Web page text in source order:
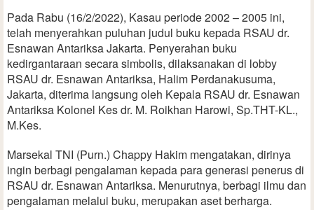
Pada Rabu (16/2/2022), Kasau periode 2002 – 2005 ini,
telah menyerahkan puluhan judul buku kepada RSAU dr.
Esnawan Antariksa Jakarta. Penyerahan buku
kedirgantaraan secara simbolis, dilaksanakan di lobby
RSAU dr. Esnawan Antariksa, Halim Perdanakusuma,
Jakarta, diterima langsung oleh Kepala RSAU dr. Esnawan
Antariksa Kolonel Kes dr. M. Roikhan Harowi, Sp.THT-KL.,
M.Kes.
Marsekal TNI (Purn.) Chappy Hakim mengatakan, dirinya
ingin berbagi pengalaman kepada para generasi penerus di
RSAU dr. Esnawan Antariksa. Menurutnya, berbagi ilmu dan
pengalaman melalui buku, merupakan aset berharga.